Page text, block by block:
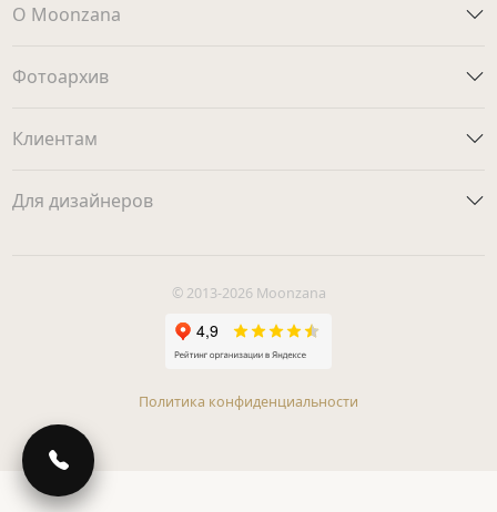
О Moonzana
Фотоархив
Клиентам
Для дизайнеров
© 2013-2026 Moonzana
Политика конфиденциальности